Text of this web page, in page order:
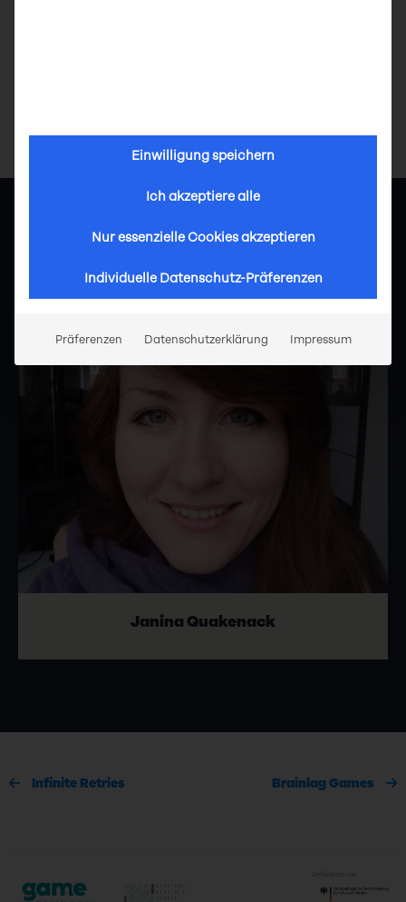
STIPENDIAT*INNEN
Janina Quakenack
Janina Quakenack
Infinite Retries Brainlag Games
Einwilligung speichern
Ich akzeptiere alle
Nur essenzielle Cookies akzeptieren
Individuelle Datenschutz-Präferenzen
Präferenzen Datenschutzerklärung Impressum